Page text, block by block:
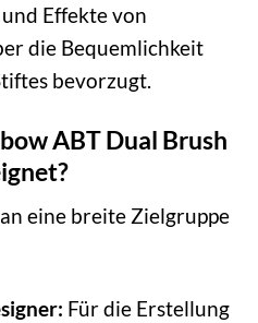
Effekte von
die Bequemlichkeit
bevorzugt.
ABT Dual Brush
eine breite Zielgruppe
Für die Erstellung